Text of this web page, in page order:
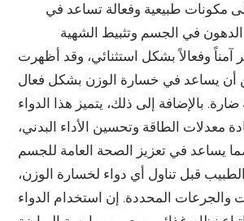
مكونات طبيعية وفعالة تساعد في
آمناً وفعالاً بشكل استثنائي، وقد أظهرت
أن يساعد في خسارة الوزن بشكل فعال
ضارة. بالإضافة إلى ذلك، يتميز هذا الدواء
معدلات الطاقة وتحسين الأداء البدني،
قبل تناول أي دواء لخسارة الوزن،
والجرعات المحددة. إن استخدام الدواء